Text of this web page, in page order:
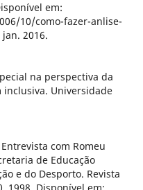
em:
10/como-fazer-anlise-
2016.
na perspectiva da
inclusiva. Universidade
com Romeu
de Educação
e do Desporto. Revista